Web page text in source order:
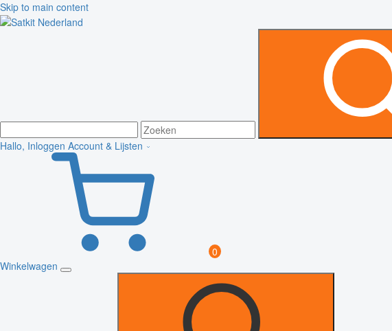
Skip to main content
Hallo, Inloggen Account & Lijsten
0
Winkelwagen